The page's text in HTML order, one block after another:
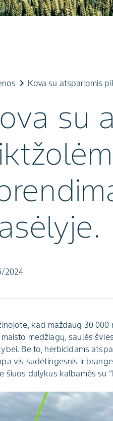
keyboard_arrow_right Kova su atspariomis
su
2024
kad maždaug 30
medžiagų, saulės
Be to, herbicidams
vis sudėtingesnis ir
šiuos dalykus kalbamės su